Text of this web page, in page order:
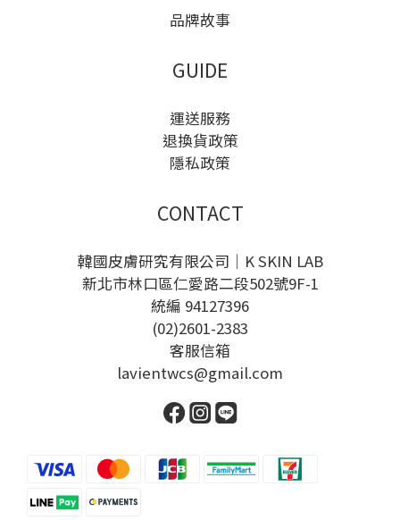
品牌故事
GUIDE
運送服務
退換貨政策
隱私政策
CONTACT
韓國皮膚研究有限公司｜K SKIN LAB
新北市林口區仁愛路二段502號9F-1
統編 94127396
(02)2601-2383
客服信箱
lavientwcs@gmail.com